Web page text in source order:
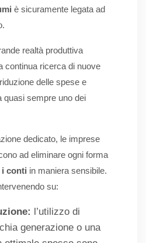
è sicuramente legata ad
realtà produttiva
continua ricerca di nuove
delle spese e
quasi sempre uno dei
dedicato, le imprese
ad eliminare ogni forma
i conti in maniera sensibile.
su:
l’utilizzo di
generazione o una